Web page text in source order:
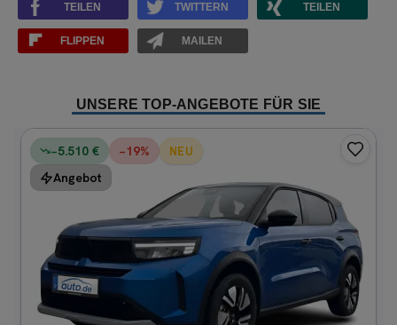
TEILEN TWITTERN TEILEN
FLIPPEN MAILEN
UNSERE TOP-ANGEBOTE FÜR SIE
−5.510 € −19% NEU
Angebot